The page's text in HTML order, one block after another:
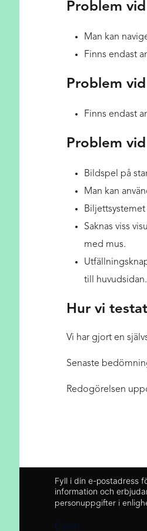
Problem
Man kan
Finns endast
Problem
Finns endast
Problem
Bildspel på
Man kan
Saknas viss
med mus.
till huvudsidan.
Hur vi
Vi har gjort en
Senaste
Redogörelsen
Fyll i din e-postadress
information och
personuppgifter i
E-post